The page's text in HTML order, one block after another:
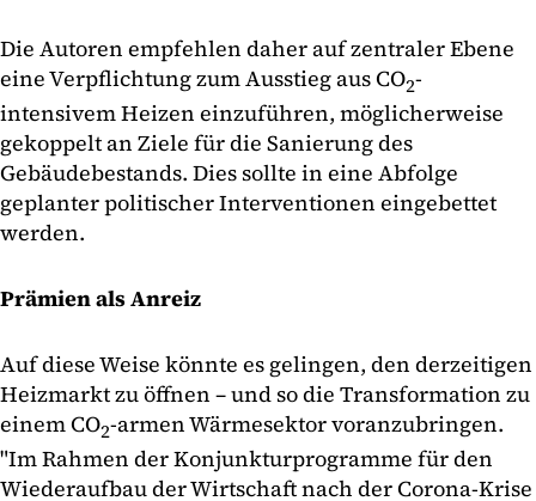
Die Autoren empfehlen daher auf zentraler Ebene
eine Verpflichtung zum Ausstieg aus CO2-
intensivem Heizen einzuführen, möglicherweise
gekoppelt an Ziele für die Sanierung des
Gebäudebestands. Dies sollte in eine Abfolge
geplanter politischer Interventionen eingebettet
werden.
Prämien als Anreiz
Auf diese Weise könnte es gelingen, den derzeitigen
Heizmarkt zu öffnen – und so die Transformation zu
einem CO2-armen Wärmesektor voranzubringen.
"Im Rahmen der Konjunkturprogramme für den
Wiederaufbau der Wirtschaft nach der Corona-Krise